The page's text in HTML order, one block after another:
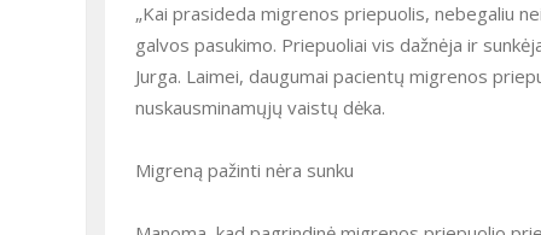
„Kai prasideda migrenos priepuolis, nebegaliu
galvos pasukimo. Priepuoliai vis dažnėja ir
Jurga. Laimei, daugumai pacientų migrenos
nuskausminamųjų vaistų dėka.
Migreną pažinti nėra sunku